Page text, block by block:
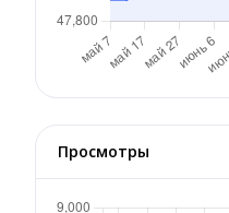
Просмотры